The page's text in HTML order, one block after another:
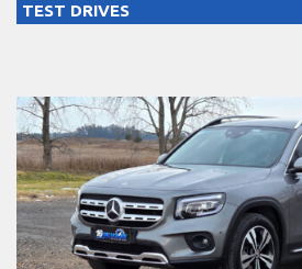
TEST DRIVES